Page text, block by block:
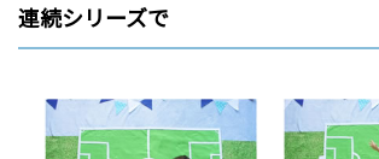
連続シリーズで